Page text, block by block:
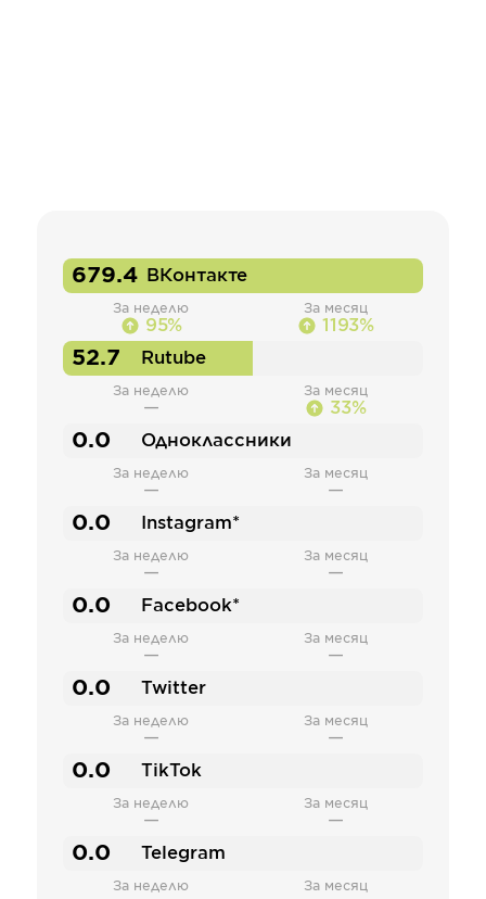
679.4 ВКонтакте
За неделю
95%
За месяц
1193%
52.7 Rutube
За неделю
—
За месяц
33%
0.0 Одноклассники
За неделю
—
За месяц
—
0.0 Instagram*
За неделю
—
За месяц
—
0.0 Facebook*
За неделю
—
За месяц
—
0.0 Twitter
За неделю
—
За месяц
—
0.0 TikTok
За неделю
—
За месяц
—
0.0 Telegram
За неделю За месяц